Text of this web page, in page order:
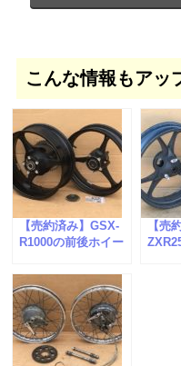
こんな情報もアッ
【売約済み】GSX-
R1000の前後ホイー
【売